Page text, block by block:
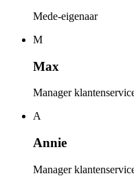
Mede-eigenaar
M
Max
Manager
A
Annie
Manager